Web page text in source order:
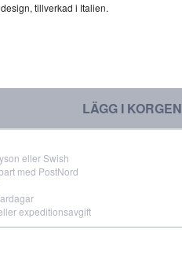
tillverkad i Italien.
LÄGG I KORGEN
eller Swish
med PostNord
expeditionsavgift